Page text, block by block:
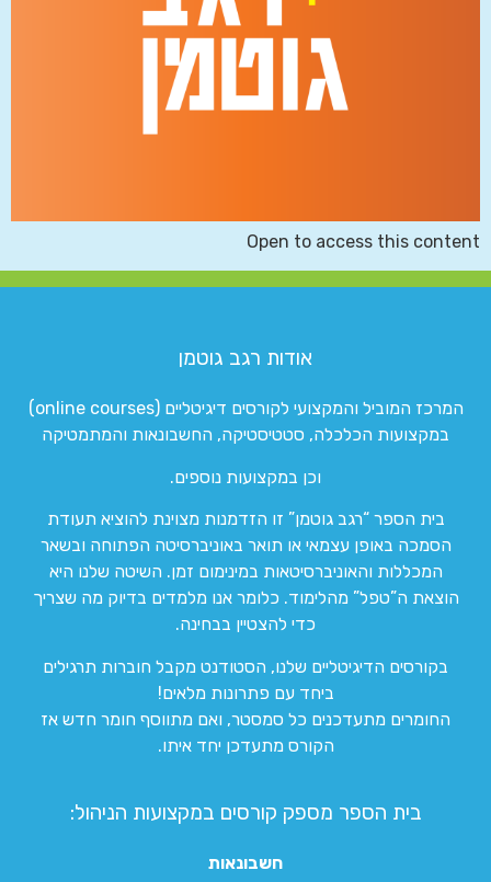
Open to access this content
אודות רגב גוטמן
המרכז המוביל והמקצועי לקורסים דיגיטליים (online courses)
במקצועות הכלכלה, סטטיסטיקה, החשבונאות והמתמטיקה
וכן במקצועות נוספים.
בית הספר “רגב גוטמן” זו הזדמנות מצוינת להוציא תעודת
הסמכה באופן עצמאי או תואר באוניברסיטה הפתוחה ובשאר
המכללות והאוניברסיטאות במינימום זמן. השיטה שלנו היא
הוצאת ה”טפל” מהלימוד. כלומר אנו מלמדים בדיוק מה שצריך
כדי להצטיין בבחינה.
בקורסים הדיגיטליים שלנו, הסטודנט מקבל חוברות תרגילים
ביחד עם פתרונות מלאים!
החומרים מתעדכנים כל סמסטר, ואם מתווסף חומר חדש אז
הקורס מתעדכן יחד איתו.
בית הספר מספק קורסים במקצועות הניהול:
חשבונאות